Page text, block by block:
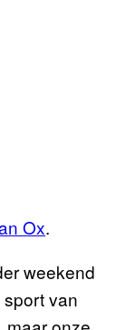
Ox.
weekend
van